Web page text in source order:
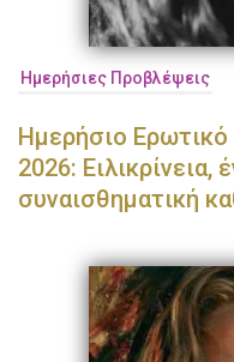
Ημερήσιες Προβλέψεις
Ημερήσιο
2026: Ειλικρίνεια,
συναισθηματική